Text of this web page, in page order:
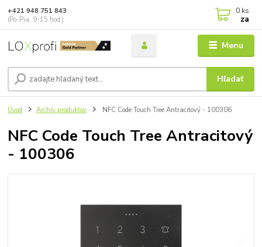
Menu
Hľadať
+421 948 751 843
(Po-Pia, 9-15 hod.)
0 ks
za
Úvod Archív produktov NFC Code Touch Tree Antracitový - 100306
NFC Code Touch Tree Antracitový
- 100306